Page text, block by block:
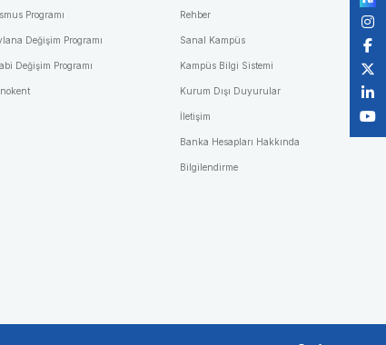
Programı
Değişim Programı
Değişim Programı
Rehber
Sanal Kampüs
Kampüs Bilgi Sistemi
Kurum Dışı Duyurular
İletişim
Banka Hesapları Hakkında
Bilgilendirme